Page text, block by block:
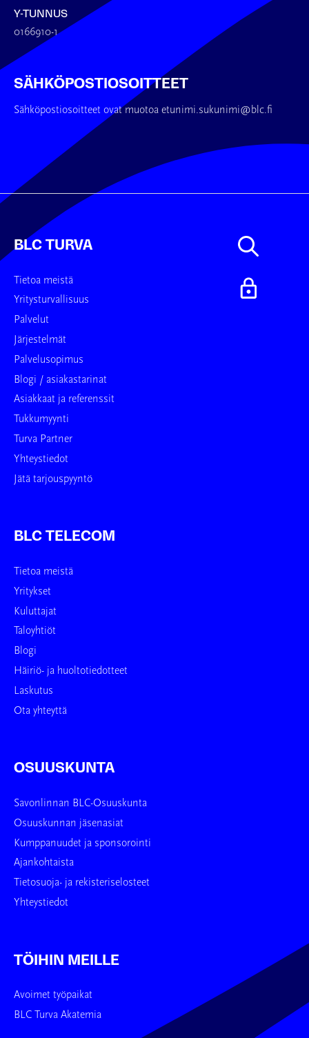
Y-TUNNUS
0166910-1
SÄHKÖPOSTIOSOITTEET
Sähköpostiosoitteet ovat muotoa etunimi.sukunimi@blc.fi
BLC TURVA
Tietoa meistä
Yritysturvallisuus
Palvelut
Järjestelmät
Palvelusopimus
Blogi / asiakastarinat
Asiakkaat ja referenssit
Tukkumyynti
Turva Partner
Yhteystiedot
Jätä tarjouspyyntö
BLC TELECOM
Tietoa meistä
Yritykset
Kuluttajat
Taloyhtiöt
Blogi
Häiriö- ja huoltotiedotteet
Laskutus
Ota yhteyttä
OSUUSKUNTA
Savonlinnan BLC-Osuuskunta
Osuuskunnan jäsenasiat
Kumppanuudet ja sponsorointi
Ajankohtaista
Tietosuoja- ja rekisteriselosteet
Yhteystiedot
TÖIHIN MEILLE
Avoimet työpaikat
BLC Turva Akatemia